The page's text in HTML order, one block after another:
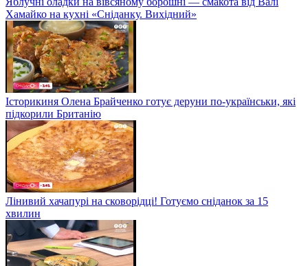
Хамайко на кухні «Сніданку. Вихідний»
Історикиня Олена Брайченко готує деруни по-українськи, які
підкорили Британію
Лінивий хачапурі на сковорідці! Готуємо сніданок за 15
хвилин